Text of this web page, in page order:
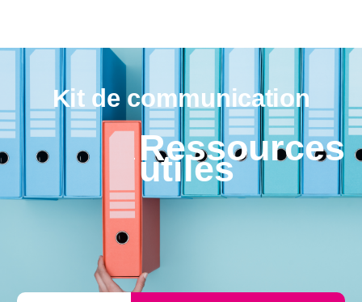
Kit de communication
Ressources
utiles